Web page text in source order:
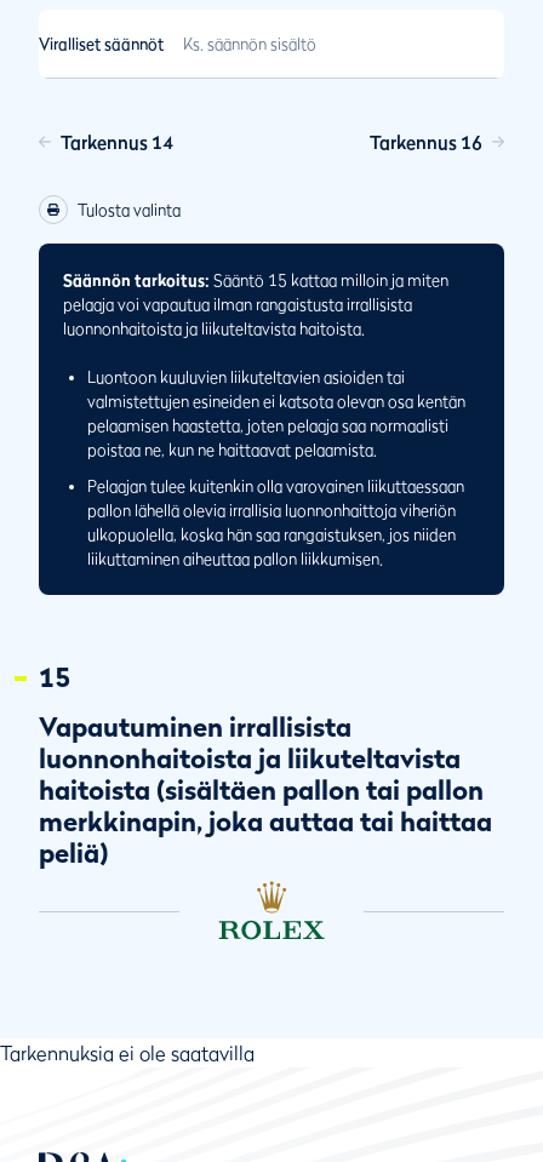
Viralliset säännöt Ks. säännön sisältö
Tarkennus 14 Tarkennus 16
Tulosta valinta
Säännön tarkoitus: Sääntö 15 kattaa milloin ja miten
pelaaja voi vapautua ilman rangaistusta irrallisista
luonnonhaitoista ja liikuteltavista haitoista.
Luontoon kuuluvien liikuteltavien asioiden tai
valmistettujen esineiden ei katsota olevan osa kentän
pelaamisen haastetta, joten pelaaja saa normaalisti
poistaa ne, kun ne haittaavat pelaamista.
Pelaajan tulee kuitenkin olla varovainen liikuttaessaan
pallon lähellä olevia irrallisia luonnonhaittoja viheriön
ulkopuolella, koska hän saa rangaistuksen, jos niiden
liikuttaminen aiheuttaa pallon liikkumisen.
15
Vapautuminen irrallisista
luonnonhaitoista ja liikuteltavista
haitoista (sisältäen pallon tai pallon
merkkinapin, joka auttaa tai haittaa
peliä)
Tarkennuksia ei ole saatavilla